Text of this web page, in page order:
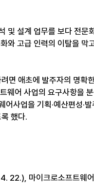
및 설계 업무를 보다 전문
고급 인력의 이탈을 막
면 애초에 발주자의 명확
어 사업의 요구사항을 분
사업을 기획·예산편성·
했다.
22.), 마이크로소프트웨